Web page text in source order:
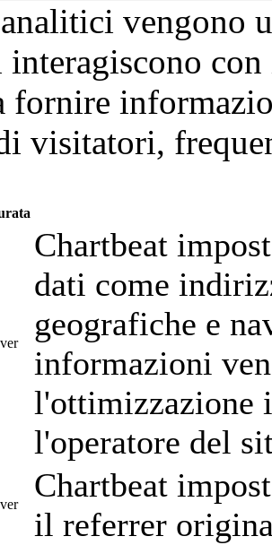
vengono
fornire
visitatori,
Chartbeat
dati come
geografiche e
informazioni
l'ottimizzazione
l'operatore del
Chartbeat
il referrer